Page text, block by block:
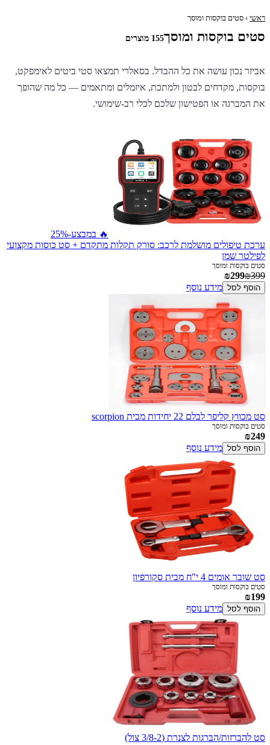
ראשי › סטים בוקסות ומוסך
סטים בוקסות ומוסך155 מוצרים
אביזר נכון עושה את כל ההבדל. בסאלרי תמצאו סטי ביטים לאימפקט,
בוקסות, מקדחים לבטון ולמתכת, איזמלים ומתאמים — כל מה שהופך
את המברגה או הפטישון שלכם לכלי רב-שימושי.
🔥 במבצע-25%
ערכת טיפולים מושלמת לרכב: סורק תקלות מתקדם + סט כוסות מקצועי
לפילטר שמן
סטים בוקסות ומוסך
₪299₪399
הוסף לסל מידע נוסף
סט מכווץ קליפר לבלם 22 יחידות מבית scorpion
סטים בוקסות ומוסך
₪249
הוסף לסל מידע נוסף
סט שובר אומים 4 י"ח מבית סקורפיון
סטים בוקסות ומוסך
₪199
הוסף לסל מידע נוסף
סט להברזות/הברגות לצנרת (3/8-2 צול)